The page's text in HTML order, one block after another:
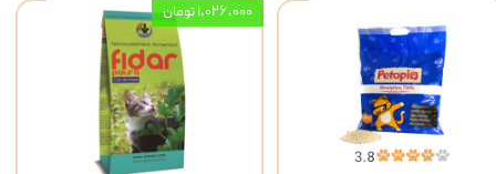
۱,۰۲۶,۰۰۰ تومان